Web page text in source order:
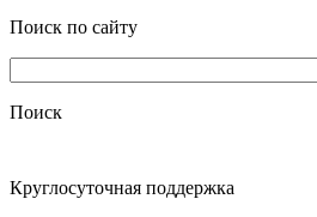
Поиск по сайту
Поиск
Круглосуточная поддержка